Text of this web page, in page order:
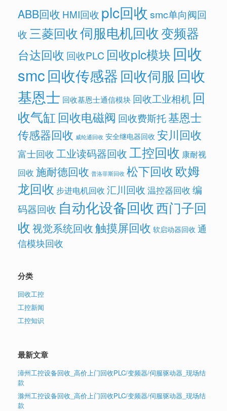
ABB回收 HMI回收 plc回收 smc单向阀回
收 三菱回收伺服电机回收变频器
台达回收 回收PLC 回收plc模块 回收
smc回收传感器回收伺服 回收
基恩士 回收基恩士通信模块 回收工业相机 回
收气缸 回收电磁阀 回收费斯托基恩士
传感器回收 威纶通回收 安全继电器回收 安川回收
富士回收 工业读码器回收工控回收 康耐视
回收 施耐德回收 普洛菲斯回收 松下回收欧姆
龙回收 步进电机回收 汇川回收 温控器回收 编
码器回收 自动化设备回收西门子回
收视觉系统回收触摸屏回收 软启动器回收 通
信模块回收
分类
回收工控
工控新闻
工控知识
最新文章
漳州工控设备回收_高价上门回收PLC/变频器/伺服驱动器_现场结
款
滁州工控设备回收_高价上门回收PLC/变频器/伺服驱动器_现场结
款